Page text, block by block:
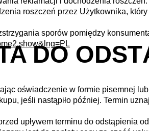
roszczeń przez Użytkownika,
sporów pomiędzy
DO
oświadczenie w formie pisemnej
jeśli nastąpiło później. Termin
upływem terminu do odstąpienia